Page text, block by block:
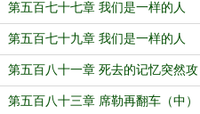
第五百七十七章 我们是一样的人
（上）
第五百七十九章 我们是一样的人
（下）
第五百八十一章 死去的记忆突然攻
击我（下）
第五百八十三章 席勒再翻车（中）